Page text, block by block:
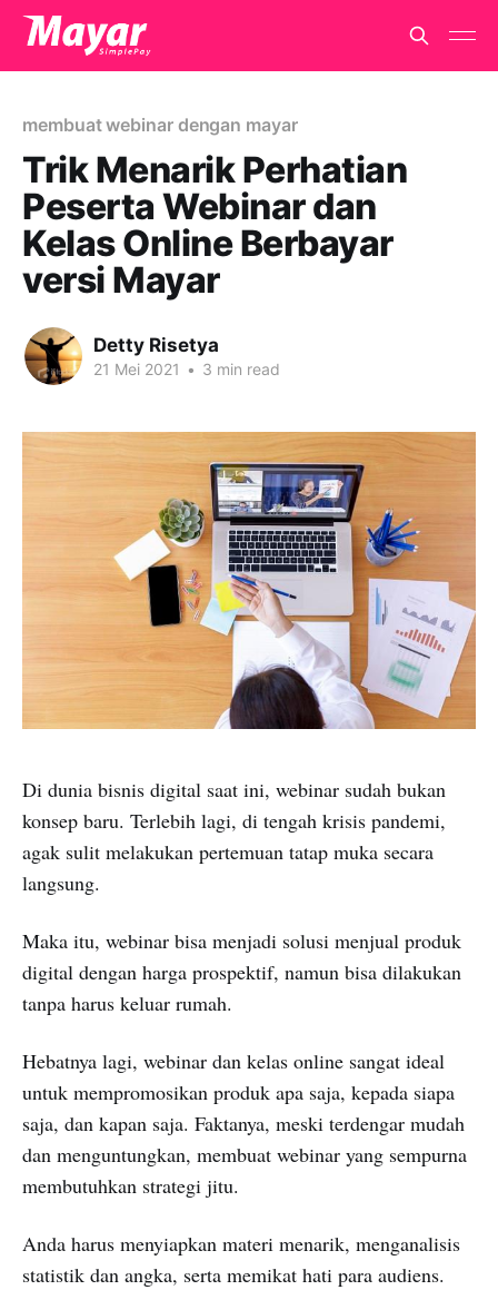
membuat webinar dengan mayar
Trik Menarik Perhatian
Peserta Webinar dan
Kelas Online Berbayar
versi Mayar
Detty Risetya
21 Mei 2021 • 3 min read
Di dunia bisnis digital saat ini, webinar sudah bukan
konsep baru. Terlebih lagi, di tengah krisis pandemi,
agak sulit melakukan pertemuan tatap muka secara
langsung.
Maka itu, webinar bisa menjadi solusi menjual produk
digital dengan harga prospektif, namun bisa dilakukan
tanpa harus keluar rumah.
Hebatnya lagi, webinar dan kelas online sangat ideal
untuk mempromosikan produk apa saja, kepada siapa
saja, dan kapan saja. Faktanya, meski terdengar mudah
dan menguntungkan, membuat webinar yang sempurna
membutuhkan strategi jitu.
Anda harus menyiapkan materi menarik, menganalisis
statistik dan angka, serta memikat hati para audiens.